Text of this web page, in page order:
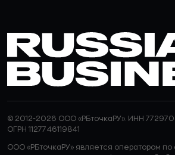
© 2012-2026 ООО «РБточкаРУ». ИНН
ОГРН 1127746119841
ООО «РБточкаРУ» является оператором по